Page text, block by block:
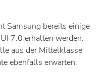
Samsung bereits einige
7.0 erhalten werden.
aus der Mittelklasse
ebenfalls erwarten: